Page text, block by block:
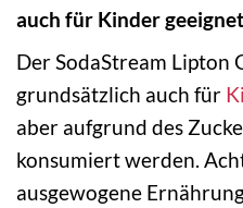
auch für Kinder
Der SodaStream Lipton
grundsätzlich auch für
aber aufgrund des
konsumiert werden.
ausgewogene